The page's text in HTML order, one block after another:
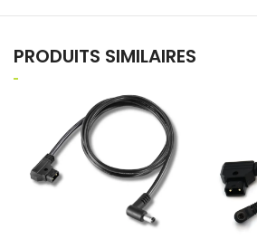
PRODUITS SIMILAIRES